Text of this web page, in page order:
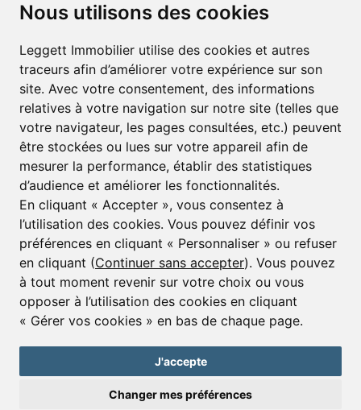
Nous utilisons des cookies
Leggett Immobilier utilise des cookies et autres
traceurs afin d’améliorer votre expérience sur son
site. Avec votre consentement, des informations
relatives à votre navigation sur notre site (telles que
votre navigateur, les pages consultées, etc.) peuvent
être stockées ou lues sur votre appareil afin de
mesurer la performance, établir des statistiques
d’audience et améliorer les fonctionnalités.
En cliquant « Accepter », vous consentez à
l’utilisation des cookies. Vous pouvez définir vos
préférences en cliquant « Personnaliser » ou refuser
en cliquant (Continuer sans accepter). Vous pouvez
à tout moment revenir sur votre choix ou vous
opposer à l’utilisation des cookies en cliquant
« Gérer vos cookies » en bas de chaque page.
J'accepte
Changer mes préférences
Prénom* Nom*
E-mail*
J’accepte de recevoir alertes et lettres d’informations
S'inscrire
© Copyright 2025 Leggett Immobilier -mentions légales
Transactions sur Immeubles et Fonds de Commerce S.A.R.L au Capital
208 délivrée par la CCI de la Dordogne. Adhérent N° 23 420 G à la Caisse